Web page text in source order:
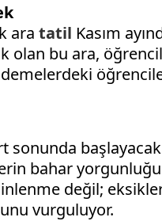
ara tatil Kasım
bu ara,
sonunda
bahar
değil;
vurguluyor.